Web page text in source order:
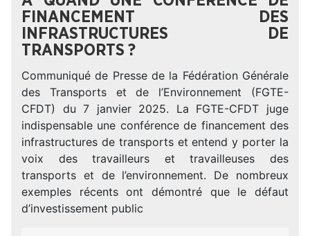
FINANCEMENT DES
INFRASTRUCTURES DE
TRANSPORTS ?
Communiqué de Presse de la Fédération Générale
des Transports et de l’Environnement (FGTE-
CFDT) du 7 janvier 2025. La FGTE-CFDT juge
indispensable une conférence de financement des
infrastructures de transports et entend y porter la
voix des travailleurs et travailleuses des
transports et de l’environnement. De nombreux
exemples récents ont démontré que le défaut
d’investissement public